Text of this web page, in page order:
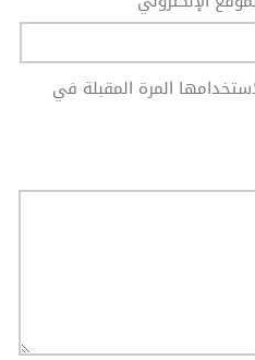
المرة المقبلة في